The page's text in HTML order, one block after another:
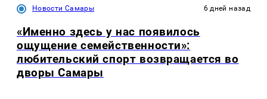
Новости Самары 6 дней назад
«Именно здесь у нас появилось
ощущение семейственности»:
любительский спорт возвращается во
дворы Самары